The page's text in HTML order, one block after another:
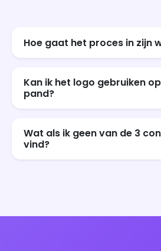
Hoe gaat het proces in zijn
Kan ik het logo gebruiken
pand?
Wat als ik geen van de 3
vind?